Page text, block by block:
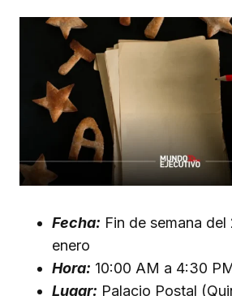
Fecha: Fin de semana
enero
Hora: 10:00 AM a 4:30
Lugar: Palacio Postal